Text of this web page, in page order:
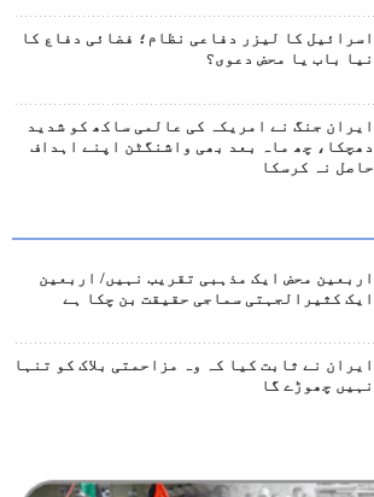
اسرائیل کا لیزر دفاعی نظام؛ فضائی دفاع کا
نیا باب یا محض دعوی؟
ایران جنگ نے امریکہ کی عالمی ساکھ کو شدید
دھچکا، چھ ماہ بعد بھی واشنگٹن اپنے اہداف
حاصل نہ کرسکا
اربعین محض ایک مذہبی تقریب نہیں/ اربعین
ایک کثیرالجہتی سماجی حقیقت بن چکا ہے
ایران نے ثابت کیا کہ وہ مزاحمتی بلاک کو تنہا
نہیں چھوڑے گا